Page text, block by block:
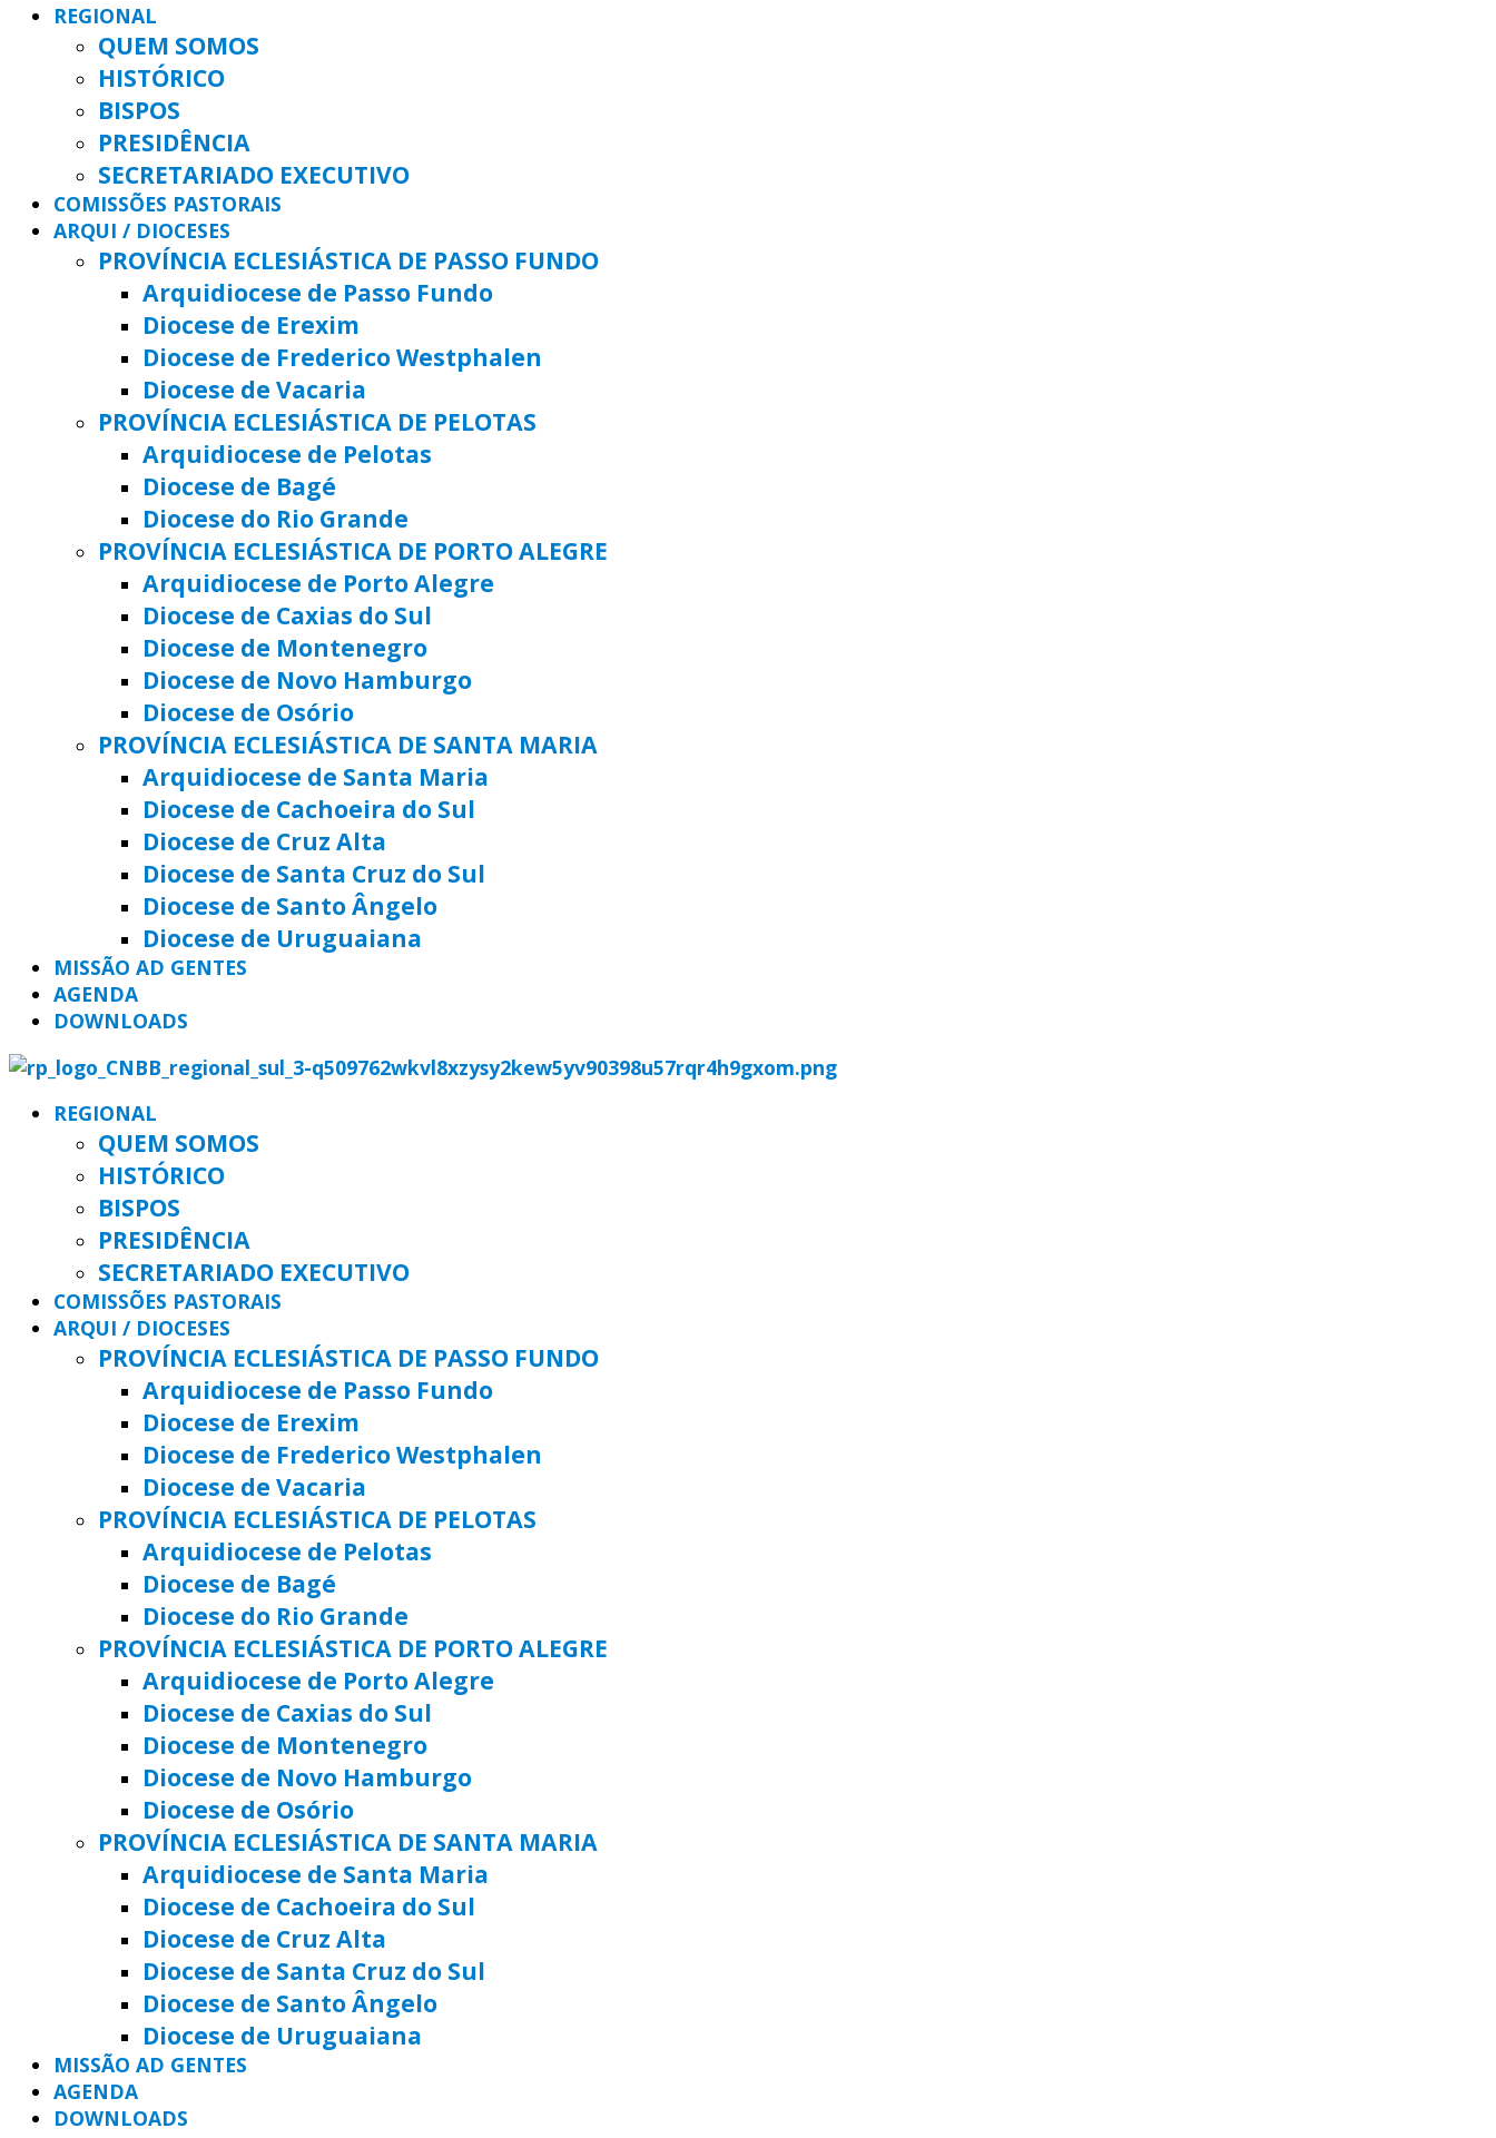
REGIONAL
QUEM SOMOS
HISTÓRICO
BISPOS
PRESIDÊNCIA
SECRETARIADO EXECUTIVO
COMISSÕES PASTORAIS
ARQUI / DIOCESES
PROVÍNCIA ECLESIÁSTICA DE PASSO FUNDO
Arquidiocese de Passo Fundo
Diocese de Erexim
Diocese de Frederico Westphalen
Diocese de Vacaria
PROVÍNCIA ECLESIÁSTICA DE PELOTAS
Arquidiocese de Pelotas
Diocese de Bagé
Diocese do Rio Grande
PROVÍNCIA ECLESIÁSTICA DE PORTO ALEGRE
Arquidiocese de Porto Alegre
Diocese de Caxias do Sul
Diocese de Montenegro
Diocese de Novo Hamburgo
Diocese de Osório
PROVÍNCIA ECLESIÁSTICA DE SANTA MARIA
Arquidiocese de Santa Maria
Diocese de Cachoeira do Sul
Diocese de Cruz Alta
Diocese de Santa Cruz do Sul
Diocese de Santo Ângelo
Diocese de Uruguaiana
MISSÃO AD GENTES
AGENDA
DOWNLOADS
REGIONAL
QUEM SOMOS
HISTÓRICO
BISPOS
PRESIDÊNCIA
SECRETARIADO EXECUTIVO
COMISSÕES PASTORAIS
ARQUI / DIOCESES
PROVÍNCIA ECLESIÁSTICA DE PASSO FUNDO
Arquidiocese de Passo Fundo
Diocese de Erexim
Diocese de Frederico Westphalen
Diocese de Vacaria
PROVÍNCIA ECLESIÁSTICA DE PELOTAS
Arquidiocese de Pelotas
Diocese de Bagé
Diocese do Rio Grande
PROVÍNCIA ECLESIÁSTICA DE PORTO ALEGRE
Arquidiocese de Porto Alegre
Diocese de Caxias do Sul
Diocese de Montenegro
Diocese de Novo Hamburgo
Diocese de Osório
PROVÍNCIA ECLESIÁSTICA DE SANTA MARIA
Arquidiocese de Santa Maria
Diocese de Cachoeira do Sul
Diocese de Cruz Alta
Diocese de Santa Cruz do Sul
Diocese de Santo Ângelo
Diocese de Uruguaiana
MISSÃO AD GENTES
AGENDA
DOWNLOADS